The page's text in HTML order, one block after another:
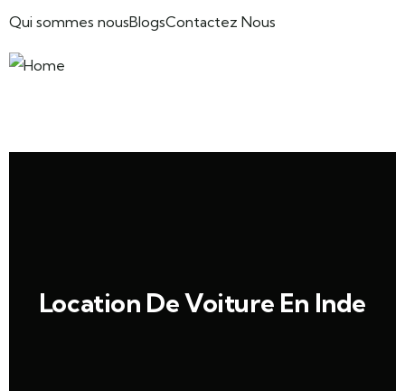
Qui sommes nousBlogsContactez Nous
Location De Voiture En Inde